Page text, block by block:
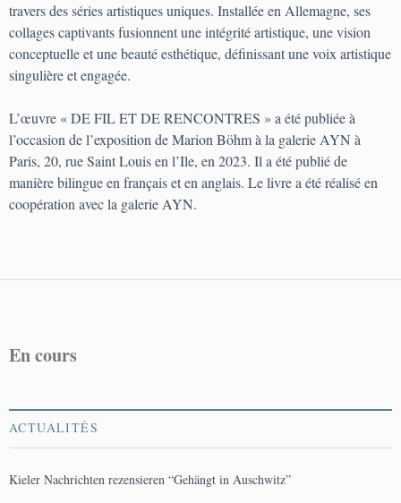
travers des séries artistiques uniques. Installée en Allemagne, ses
collages captivants fusionnent une intégrité artistique, une vision
conceptuelle et une beauté esthétique, définissant une voix artistique
singulière et engagée.
L’œuvre « DE FIL ET DE RENCONTRES » a été publiée à
l’occasion de l’exposition de Marion Böhm à la galerie AYN à
Paris, 20, rue Saint Louis en l’Ile, en 2023. Il a été publié de
manière bilingue en français et en anglais. Le livre a été réalisé en
coopération avec la galerie AYN.
En cours
ACTUALITÉS
Kieler Nachrichten rezensieren “Gehängt in Auschwitz”